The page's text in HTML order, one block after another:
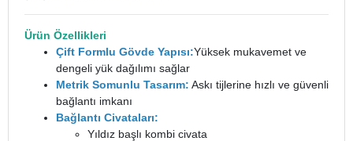
Ürün Özellikleri
Çift Formlu Gövde Yapısı:Yüksek mukavemet ve
dengeli yük dağılımı sağlar
Metrik Somunlu Tasarım: Askı tijlerine hızlı ve güvenli
bağlantı imkanı
Bağlantı Civataları:
Yıldız başlı kombi civata